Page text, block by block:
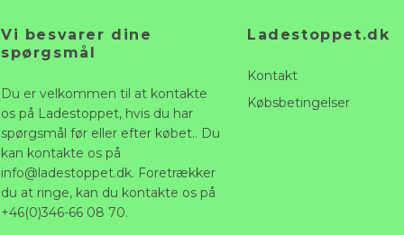
Vi besvarer dine
spørgsmål
Du er velkommen til at kontakte
os på Ladestoppet, hvis du har
spørgsmål før eller efter købet.. Du
kan kontakte os på
info@ladestoppet.dk. Foretrækker
du at ringe, kan du kontakte os på
+46(0)346-66 08 70.
Ladestoppet.dk
Kontakt
Købsbetingelser